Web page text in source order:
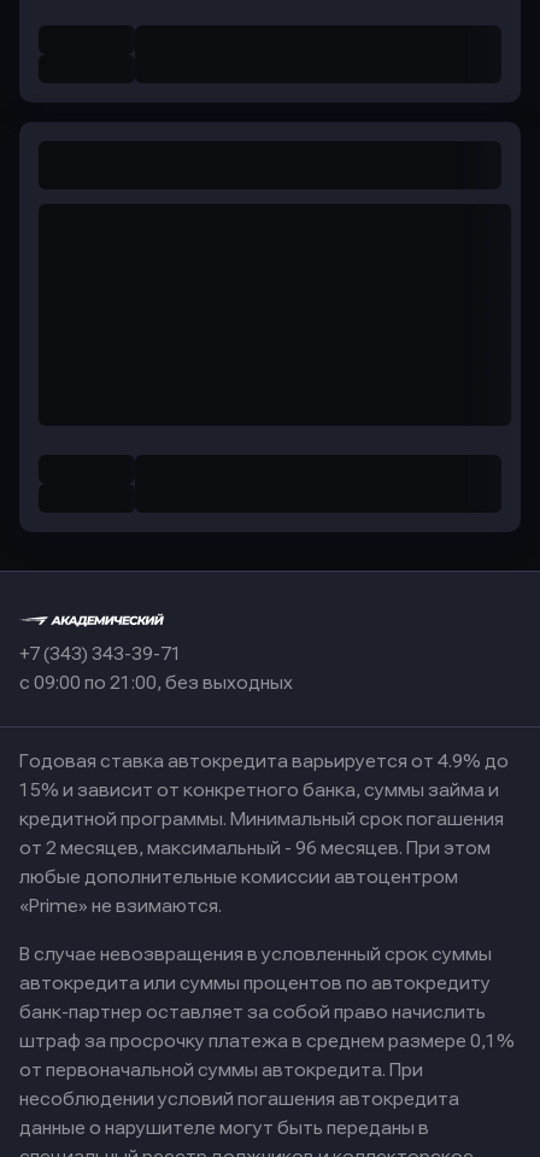
+7 (343) 343-39-71
с 09:00 по 21:00, без выходных
Годовая ставка автокредита варьируется от 4.9% до
15% и зависит от конкретного банка, суммы займа и
кредитной программы. Минимальный срок погашения
от 2 месяцев, максимальный - 96 месяцев. При этом
любые дополнительные комиссии автоцентром
«Prime» не взимаются.
В случае невозвращения в условленный срок суммы
автокредита или суммы процентов по автокредиту
банк-партнер оставляет за собой право начислить
штраф за просрочку платежа в среднем размере 0,1%
от первоначальной суммы автокредита. При
несоблюдении условий погашения автокредита
данные о нарушителе могут быть переданы в